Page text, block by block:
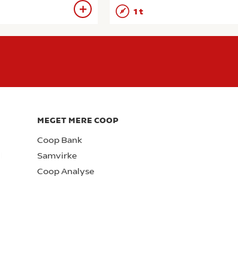
1 t
MEGET MERE COOP
Coop Bank
Samvirke
Coop Analyse